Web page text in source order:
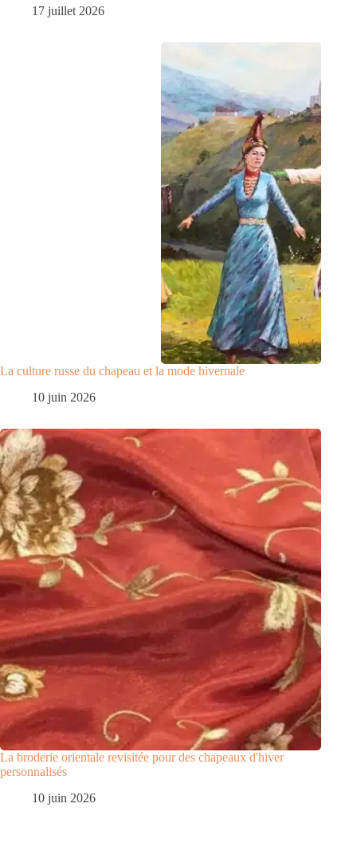
17 juillet 2026
La culture russe du chapeau et la mode hivernale
10 juin 2026
La broderie orientale revisitée pour des chapeaux d'hiver
personnalisés
10 juin 2026